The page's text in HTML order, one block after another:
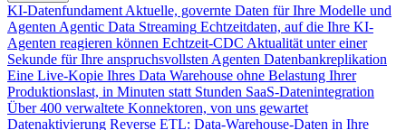
KI-Datenfundament Aktuelle, governte Daten für Ihre Modelle und
Agenten Agentic Data Streaming Echtzeitdaten, auf die Ihre KI-
Agenten reagieren können Echtzeit-CDC Aktualität unter einer
Sekunde für Ihre anspruchsvollsten Agenten Datenbankreplikation
Eine Live-Kopie Ihres Data Warehouse ohne Belastung Ihrer
Produktionslast, in Minuten statt Stunden SaaS-Datenintegration
Über 400 verwaltete Konnektoren, von uns gewartet
Datenaktivierung Reverse ETL: Data-Warehouse-Daten in Ihre